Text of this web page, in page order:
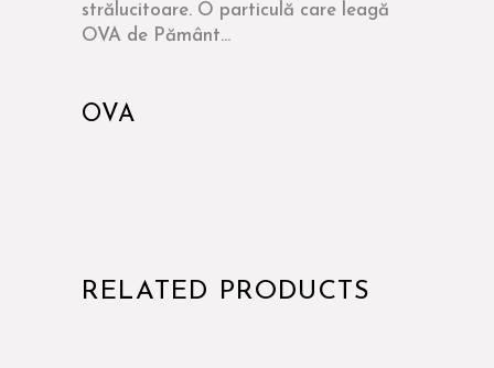
strălucitoare. O particulă care leagă
OVA de Pământ...
OVA
RELATED PRODUCTS